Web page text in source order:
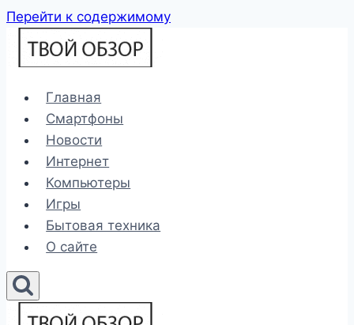
Перейти к содержимому
Главная
Смартфоны
Новости
Интернет
Компьютеры
Игры
Бытовая техника
О сайте